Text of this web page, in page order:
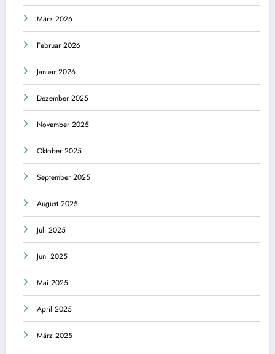
März 2026
Februar 2026
Januar 2026
Dezember 2025
November 2025
Oktober 2025
September 2025
August 2025
Juli 2025
Juni 2025
Mai 2025
April 2025
März 2025